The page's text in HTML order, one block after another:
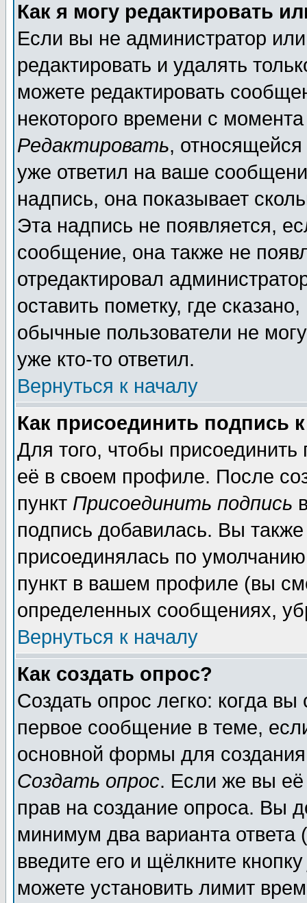
Как я могу редактировать
Если вы не администратор
редактировать и удалять
можете редактировать
некоторого времени с
Редактировать,
уже ответил на ваше
надпись, она показывает
Эта надпись не появляется,
сообщение, она также не
отредактировал
оставить пометку, где
обычные пользователи не
уже кто-то ответил.
Вернуться к началу
Как присоединить подпись
Для того, чтобы
её в своем профиле. После
пункт Присоединить подпись
подпись добавилась. Вы
присоединялась по
пункт в вашем профиле (вы
определенных сообщениях,
Вернуться к началу
Как создать опрос?
Создать опрос легко: когда
первое сообщение в теме,
основной формы для
Создать опрос. Если же вы её
прав на создание опроса. Вы
минимум два варианта ответа
введите его и щёлкните
можете установить лимит